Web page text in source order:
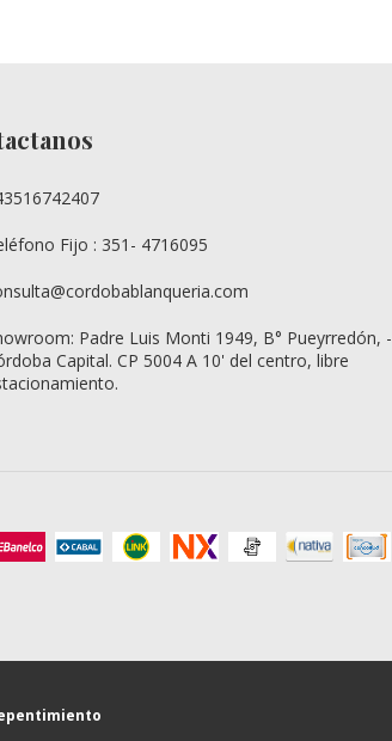
Fijo : 351- 4716095
Padre Luis Monti 1949, B° Pueyrredón, -
Capital. CP 5004 A 10' del centro, libre